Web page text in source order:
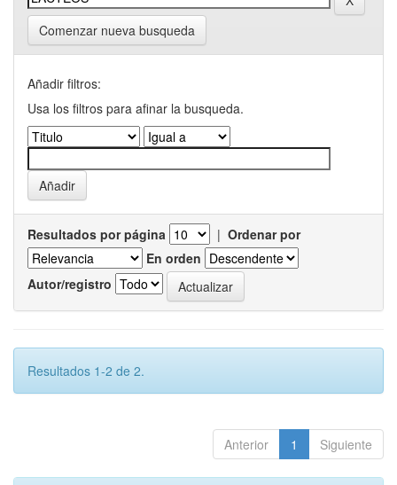
Comenzar nueva busqueda
Añadir filtros:
Usa los filtros para afinar la busqueda.
Resultados por página | Ordenar por
En orden
Autor/registro
Resultados 1-2 de 2.
Anterior 1 Siguiente